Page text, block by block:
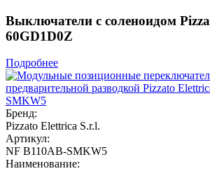
Выключатели с соленоидом
60GD1D0Z
Подробнее
Бренд:
Pizzato Elettrica S.r.l.
Артикул:
NF B110AB-SMKW5
Наименование: